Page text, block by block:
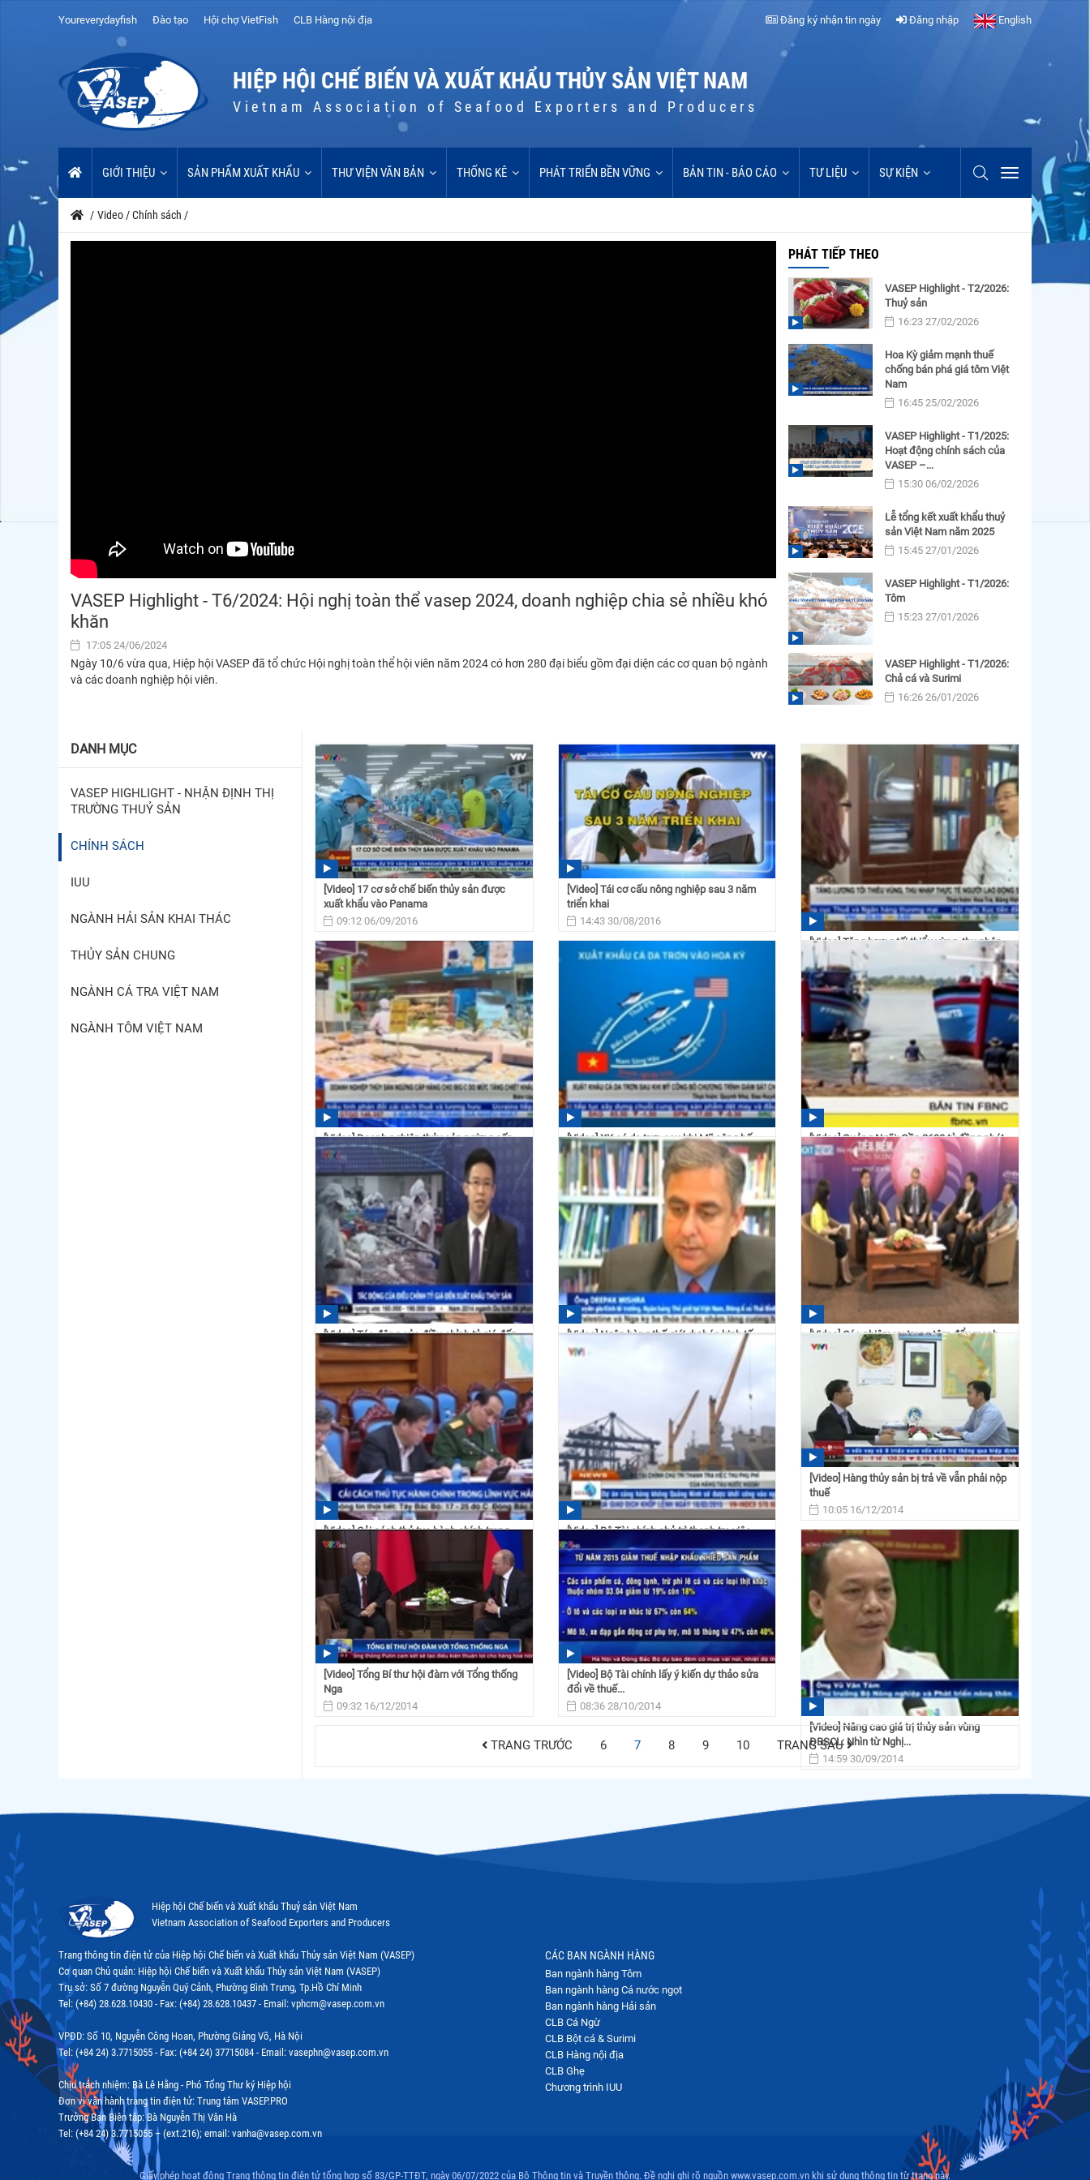
Youreverydayfish Đào tạo Hội chợ VietFish CLB Hàng nội địa Đăng ký nhận tin ngày Đăng nhập English
HIỆP HỘI CHẾ BIẾN VÀ XUẤT KHẨU THỦY SẢN VIỆT NAM
Vietnam Association of Seafood Exporters and Producers
GIỚI THIỆU SẢN PHẨM XUẤT KHẨU THƯ VIỆN VĂN BẢN THỐNG KÊ PHÁT TRIỂN BỀN VỮNG BẢN TIN - BÁO CÁO TƯ LIỆU SỰ KIỆN
/ Video /Chính sách /
VASEP Highlight - T6/2024: Hội nghị toàn thể vasep 2024, doanh nghiệp chia sẻ nhiều khó
khăn
17:05 24/06/2024
Ngày 10/6 vừa qua, Hiệp hội VASEP đã tổ chức Hội nghị toàn thể hội viên năm 2024 có hơn 280 đại biểu gồm đại diện các cơ quan bộ ngành
và các doanh nghiệp hội viên.
PHÁT TIẾP THEO
VASEP Highlight - T2/2026:
Thuỷ sản
16:23 27/02/2026
Hoa Kỳ giảm mạnh thuế
chống bán phá giá tôm Việt
Nam
16:45 25/02/2026
VASEP Highlight - T1/2025:
Hoạt động chính sách của
VASEP –...
15:30 06/02/2026
Lễ tổng kết xuất khẩu thuỷ
sản Việt Nam năm 2025
15:45 27/01/2026
VASEP Highlight - T1/2026:
Tôm
15:23 27/01/2026
VASEP Highlight - T1/2026:
Chả cá và Surimi
16:26 26/01/2026
DANH MỤC
VASEP HIGHLIGHT - NHẬN ĐỊNH THỊ
TRƯỜNG THUỶ SẢN
CHÍNH SÁCH
IUU
NGÀNH HẢI SẢN KHAI THÁC
THỦY SẢN CHUNG
NGÀNH CÁ TRA VIỆT NAM
NGÀNH TÔM VIỆT NAM
[Video] 17 cơ sở chế biến thủy sản được
xuất khẩu vào Panama
09:12 06/09/2016
[Video] Tái cơ cấu nông nghiệp sau 3 năm
triển khai
14:43 30/08/2016
[Video] Tăng lương tối thiểu vùng, thu nhập
thực tế người...
09:08 25/08/2016
[Video] Doanh nghiệp thủy sản ngừng cấp
hàng cho Big C do...
09:32 09/05/2016
[Video] XK cá da trơn sau khi Mỹ công bố
Chương trình giám...
16:36 16/12/2015
[Video] Quảng Ngãi: Gần 2600 tỷ đồng phát
triển thủy sản
14:56 30/09/2015
[Video] Tác động của điều chỉnh tỷ giá đến
xuất khẩu thủy...
15:51 12/05/2015
[Video] Ngân hàng thế giới dự báo kinh tế
Việt Nam khởi sắc
[Video] Các nhiệm vụ trọng tâm đẩy mạnh
tiêu thụ XK nông...
14:24 24/04/2015
[Video] Cải cách thủ tục hành chính trong
lĩnh vực Hải quan
14:36 26/03/2015
[Video] Bộ Tài chính chủ trì thanh tra việc
thu phụ phí của...
11:22 19/03/2015
[Video] Hàng thủy sản bị trả về vẫn phải nộp
thuế
10:05 16/12/2014
[Video] Tổng Bí thư hội đàm với Tổng thống
Nga
09:32 16/12/2014
[Video] Bộ Tài chính lấy ý kiến dự thảo sửa
đổi về thuế...
08:36 28/10/2014
[Video] Nâng cao giá trị thủy sản vùng
ĐBSCL: Nhìn từ Nghị...
14:59 30/09/2014
TRANG TRƯỚC 6 7 8 9 10 TRANG SAU
Hiệp hội Chế biến và Xuất khẩu Thuỷ sản Việt Nam
Vietnam Association of Seafood Exporters and Producers
Trang thông tin điện tử của Hiệp hội Chế biến và Xuất khẩu Thủy sản Việt Nam (VASEP)
Cơ quan Chủ quản: Hiệp hội Chế biến và Xuất khẩu Thủy sản Việt Nam (VASEP)
Trụ sở: Số 7 đường Nguyễn Quý Cảnh, Phường Bình Trưng, Tp.Hồ Chí Minh
Tel: (+84) 28.628.10430 - Fax: (+84) 28.628.10437 - Email: vphcm@vasep.com.vn
VPĐD: Số 10, Nguyễn Công Hoan, Phường Giảng Võ, Hà Nội
Tel: (+84 24) 3.7715055 - Fax: (+84 24) 37715084 - Email: vasephn@vasep.com.vn
Chịu trách nhiệm: Bà Lê Hằng - Phó Tổng Thư ký Hiệp hội
Đơn vị vận hành trang tin điện tử: Trung tâm VASEP.PRO
Trưởng Ban Biên tập: Bà Nguyễn Thị Vân Hà
Tel: (+84 24) 3.7715055 – (ext.216); email: vanha@vasep.com.vn
CÁC BAN NGÀNH HÀNG
Ban ngành hàng Tôm
Ban ngành hàng Cá nước ngọt
Ban ngành hàng Hải sản
CLB Cá Ngừ
CLB Bột cá & Surimi
CLB Hàng nội địa
CLB Ghẹ
Chương trình IUU
Giấy phép hoạt động Trang thông tin điện tử tổng hợp số 83/GP-TTĐT, ngày 06/07/2022 của Bộ Thông tin và Truyền thông. Đề nghị ghi rõ nguồn www.vasep.com.vn khi sử dụng thông tin từ trang này.